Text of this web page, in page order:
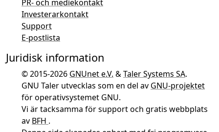
PR- och mediekontakt
Investerarkontakt
Support
E-postlista
Juridisk information
© 2015-2026 GNUnet e.V. &Taler Systems SA.
GNU Taler utvecklas som en del av GNU-projektet
för operativsystemet GNU.
Vi är tacksamma för support och gratis webbplats
av BFH .